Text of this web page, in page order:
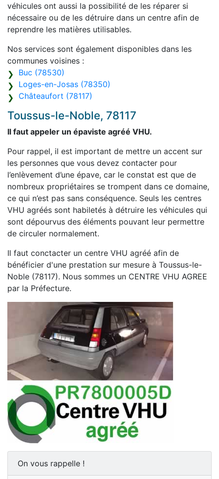
véhicules ont aussi la possibilité de les réparer si
nécessaire ou de les détruire dans un centre afin de
reprendre les matières utilisables.
Nos services sont également disponibles dans les
communes voisines :
Buc (78530)
Loges-en-Josas (78350)
Châteaufort (78117)
Toussus-le-Noble, 78117
Il faut appeler un épaviste agréé VHU.
Pour rappel, il est important de mettre un accent sur
les personnes que vous devez contacter pour
l’enlèvement d’une épave, car le constat est que de
nombreux propriétaires se trompent dans ce domaine,
ce qui n’est pas sans conséquence. Seuls les centres
VHU agréés sont habiletés à détruire les véhicules qui
sont dépourvus des éléments pouvant leur permettre
de circuler normalement.
Il faut conctacter un centre VHU agréé afin de
bénéficier d'une prestation sur mesure à Toussus-le-
Noble (78117). Nous sommes un CENTRE VHU AGREE
par la Préfecture.
On vous rappelle !